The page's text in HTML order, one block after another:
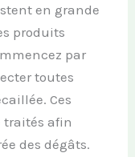
en grande
produits
par
toutes
Ces
traités afin
des dégâts.